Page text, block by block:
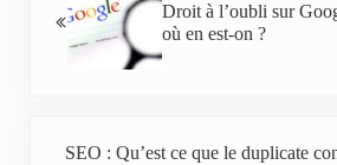
Droit à l’oubli sur
où en est-on ?
SEO : Qu’est ce que le duplicate